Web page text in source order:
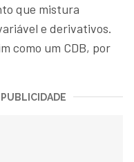
que mistura
e derivativos.
como um CDB, por